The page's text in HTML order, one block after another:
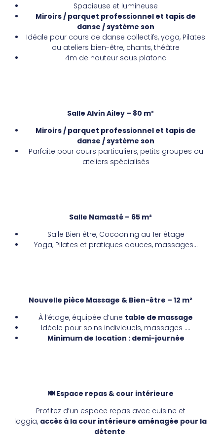
Spacieuse et lumineuse
Miroirs / parquet professionnel et tapis de
danse / système son
Idéale pour cours de danse collectifs, yoga, Pilates
ou ateliers bien-être, chants, théâtre
4m de hauteur sous plafond
Salle Alvin Ailey – 80 m²
Miroirs / parquet professionnel et tapis de
danse / système son
Parfaite pour cours particuliers, petits groupes ou
ateliers spécialisés
Salle Namasté – 65 m²
Salle Bien être, Cocooning au 1er étage
Yoga, Pilates et pratiques douces, massages…
Nouvelle pièce Massage & Bien-être – 12 m²
À l’étage, équipée d’une table de massage
Idéale pour soins individuels, massages ….
Minimum de location : demi-journée
🍽Espace repas & cour intérieure
Profitez d’un espace repas avec cuisine et
loggia, accès à la cour intérieure aménagée pour la
détente.